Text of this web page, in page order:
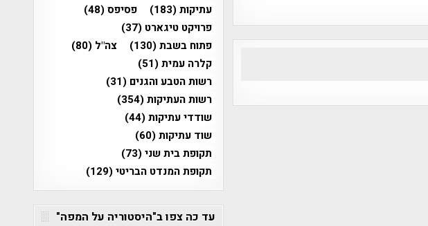
עתיקות(183) פסיפס(48)
פרויקט טיגארט (37)
פתוח בשבת(130) צה"ל (80)
קלרה עמית(51)
רשות הטבע והגנים (31)
רשות העתיקות(354)
שודדי עתיקות(44)
שוד עתיקות(60)
תקופת בית שני(73)
תקופת המנדט הבריטי(129)
עד כה צפו ב"היסטוריה על המפה"